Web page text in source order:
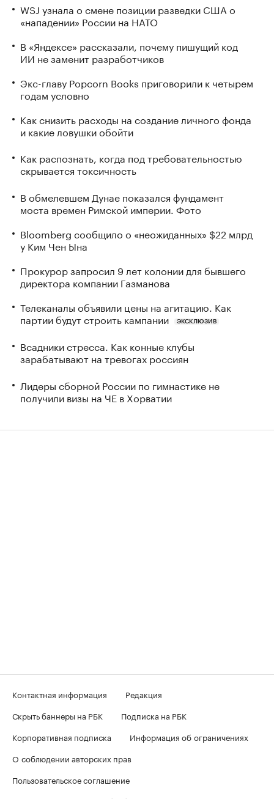
WSJ узнала о смене позиции разведки США о
«нападении» России на НАТО
В «Яндексе» рассказали, почему пишущий код
ИИ не заменит разработчиков
Экс-главу Popcorn Books приговорили к четырем
годам условно
Как снизить расходы на создание личного фонда
и какие ловушки обойти
Как распознать, когда под требовательностью
скрывается токсичность
В обмелевшем Дунае показался фундамент
моста времен Римской империи. Фото
Bloomberg сообщило о «неожиданных» $22 млрд
у Ким Чен Ына
Прокурор запросил 9 лет колонии для бывшего
директора компании Газманова
Телеканалы объявили цены на агитацию. Как
партии будут строить кампании
ЭКСКЛЮЗИВ
Всадники стресса. Как конные клубы
зарабатывают на тревогах россиян
Лидеры сборной России по гимнастике не
получили визы на ЧЕ в Хорватии
Контактная информация
Редакция
Скрыть баннеры на РБК
Подписка на РБК
Корпоративная подписка
Информация об ограничениях
О соблюдении авторских прав
Пользовательское соглашение